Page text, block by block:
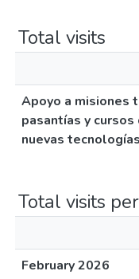
Total visits
Apoyo a misiones
pasantías y
nuevas
Total visits
February 2026